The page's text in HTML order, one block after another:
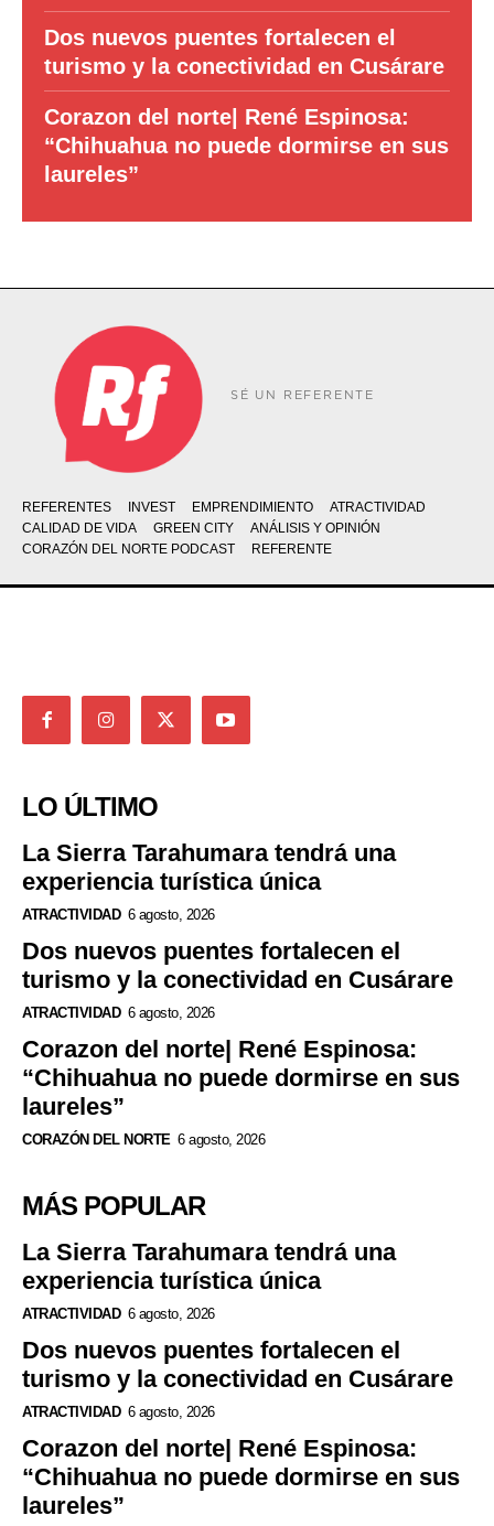
Dos nuevos puentes fortalecen el
turismo y la conectividad en Cusárare
Corazon del norte| René Espinosa:
“Chihuahua no puede dormirse en sus
laureles”
SÉ UN REFERENTE
REFERENTES INVEST EMPRENDIMIENTO
ATRACTIVIDAD
CALIDAD DE VIDA
GREEN CITY
ANÁLISIS Y OPINIÓN
CORAZÓN DEL NORTE PODCAST
REFERENTE
LO ÚLTIMO
La Sierra Tarahumara tendrá una
experiencia turística única
ATRACTIVIDAD 6 agosto, 2026
Dos nuevos puentes fortalecen el
turismo y la conectividad en Cusárare
ATRACTIVIDAD 6 agosto, 2026
Corazon del norte| René Espinosa:
“Chihuahua no puede dormirse en sus
laureles”
CORAZÓN DEL NORTE 6 agosto, 2026
MÁS POPULAR
La Sierra Tarahumara tendrá una
experiencia turística única
ATRACTIVIDAD 6 agosto, 2026
Dos nuevos puentes fortalecen el
turismo y la conectividad en Cusárare
ATRACTIVIDAD 6 agosto, 2026
Corazon del norte| René Espinosa:
“Chihuahua no puede dormirse en sus
laureles”